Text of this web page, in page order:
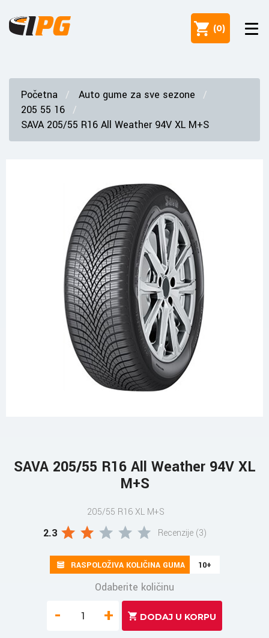
(0)
Početna
Auto gume za sve sezone
205 55 16
SAVA 205/55 R16 All Weather 94V XL M+S
SAVA 205/55 R16 All Weather 94V XL
M+S
205/55 R16 XL M+S
2.3 Recenzije (3)
RASPOLOŽIVA KOLIČINA GUMA 10+
Odaberite količinu
- +